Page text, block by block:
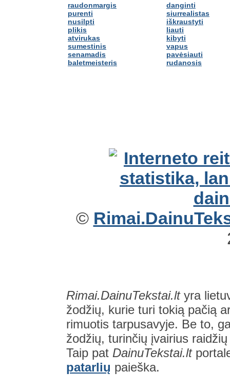
raudonmargis
purenti
nusilpti
plikis
atvirukas
sumestinis
senamadis
baletmeisteris
danginti
siurrealistas
iškraustyti
liauti
kibyti
vapus
pavėsiauti
rudanosis
©
Rimai.DainuTekstai.ltyra
žodžių, kurie turi tokią pačią
rimuotis tarpusavyje. Be to,
žodžių, turinčių įvairius
Taip pat DainuTekstai.lt
patarlių paieška.